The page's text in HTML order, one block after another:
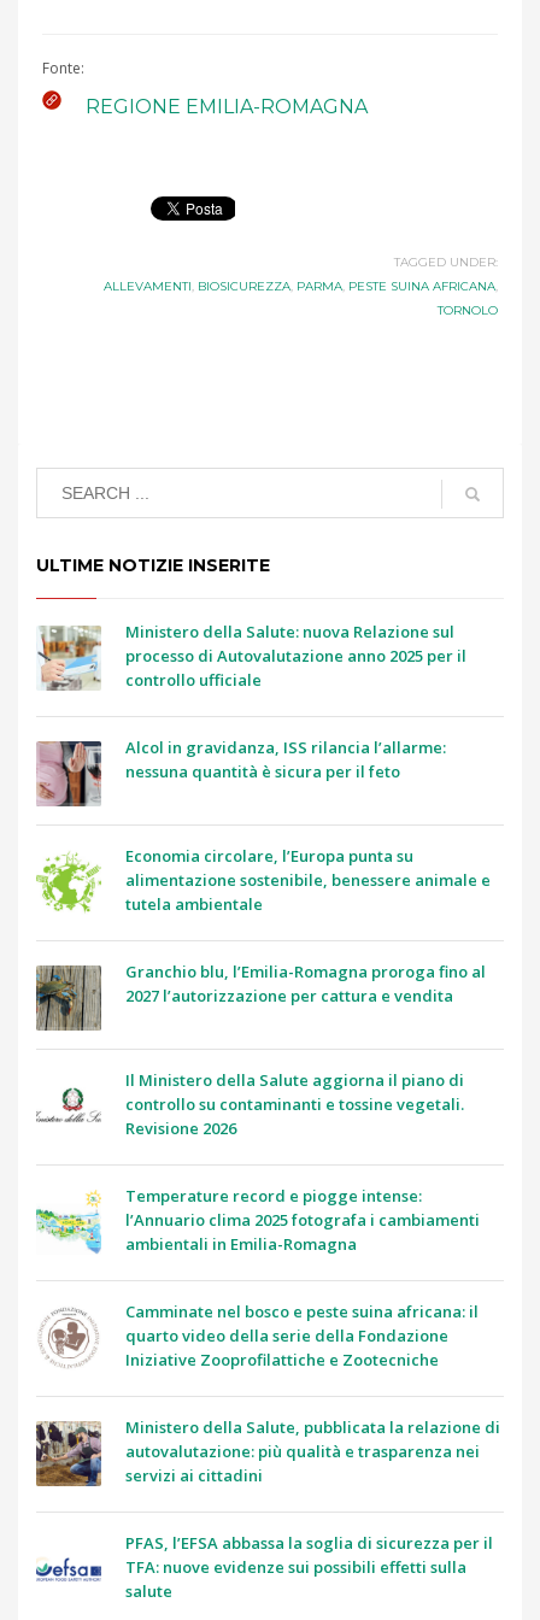
Fonte:
REGIONE EMILIA-ROMAGNA
TAGGED UNDER:
ALLEVAMENTI, BIOSICUREZZA, PARMA, PESTE SUINA AFRICANA,
TORNOLO
ULTIME NOTIZIE INSERITE
Ministero della Salute: nuova Relazione sul
processo di Autovalutazione anno 2025 per il
controllo ufficiale
Alcol in gravidanza, ISS rilancia l’allarme:
nessuna quantità è sicura per il feto
Economia circolare, l’Europa punta su
alimentazione sostenibile, benessere animale e
tutela ambientale
Granchio blu, l’Emilia-Romagna proroga fino al
2027 l’autorizzazione per cattura e vendita
Il Ministero della Salute aggiorna il piano di
controllo su contaminanti e tossine vegetali.
Revisione 2026
Temperature record e piogge intense:
l’Annuario clima 2025 fotografa i cambiamenti
ambientali in Emilia-Romagna
Camminate nel bosco e peste suina africana: il
quarto video della serie della Fondazione
Iniziative Zooprofilattiche e Zootecniche
Ministero della Salute, pubblicata la relazione di
autovalutazione: più qualità e trasparenza nei
servizi ai cittadini
PFAS, l’EFSA abbassa la soglia di sicurezza per il
TFA: nuove evidenze sui possibili effetti sulla
salute